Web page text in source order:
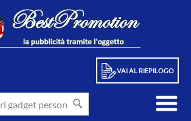
VAI AL RIEPILOGO